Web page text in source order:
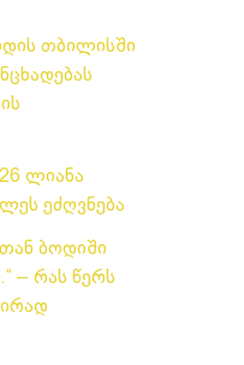
თბილისში
ლიანა
ეძღვნება
ბოდიში
– რას წერს